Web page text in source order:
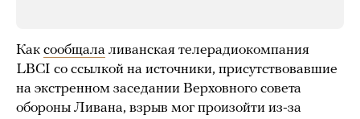
Как сообщала ливанская телерадиокомпания
LBCI со ссылкой на источники, присутствовавшие
на экстренном заседании Верховного совета
обороны Ливана, взрыв мог произойти из-за